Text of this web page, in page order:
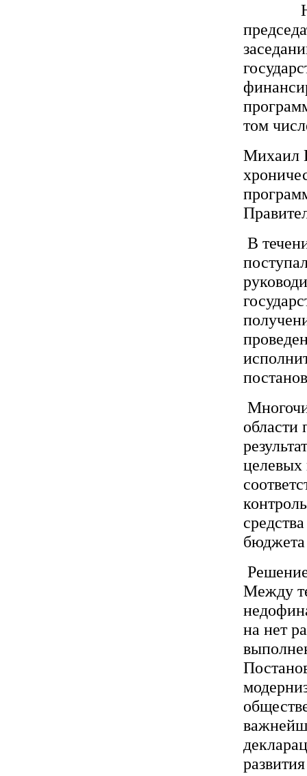
На
том
Михаил
В
бюджета
Между
на нет